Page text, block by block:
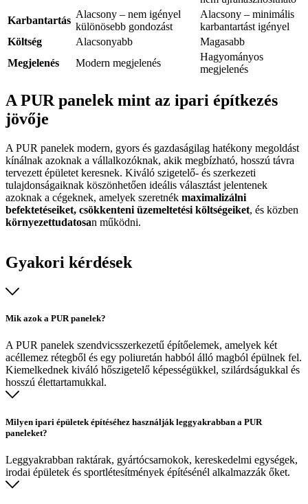
Karbantartás
Alacsony – nem igényel
különösebb gondozást
Alacsony – minimális
karbantartást igényel
Költség
Alacsonyabb
Magasabb
Megjelenés
Modern megjelenés
Hagyományos
megjelenés
A PUR panelek mint az ipari építkezés
jövője
A PUR panelek modern, gyors és gazdaságilag hatékony megoldást
kínálnak azoknak a vállalkozóknak, akik megbízható, hosszú távra
tervezett épületet keresnek. Kiváló szigetelő- és szerkezeti
tulajdonságaiknak köszönhetően ideális választást jelentenek
azoknak a cégeknek, amelyek szeretnék maximalizálni
befektetéseiket, csökkenteni üzemeltetési költségeiket, és közben
környezettudatosan működni.
Gyakori kérdések
Mik azok a PUR panelek?
A PUR panelek szendvicsszerkezetű építőelemek, amelyek két
acéllemez rétegből és egy poliuretán habból álló magból épülnek fel.
Kiemelkednek kiváló hőszigetelő képességükkel, szilárdságukkal és
hosszú élettartamukkal.
Milyen ipari épületek építéséhez használják leggyakrabban a PUR
paneleket?
Leggyakrabban raktárak, gyártócsarnokok, kereskedelmi egységek,
irodai épületek és sportlétesítmények építésénél alkalmazzák őket.